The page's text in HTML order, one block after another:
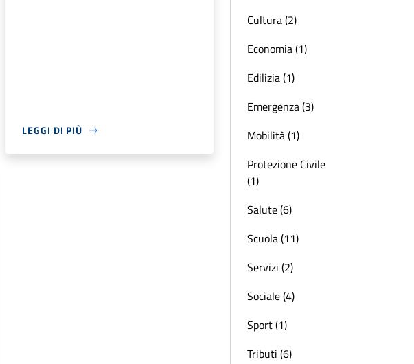
LEGGI DI PIÙ
Cultura (2)
Economia (1)
Edilizia (1)
Emergenza (3)
Mobilità (1)
Protezione Civile
(1)
Salute (6)
Scuola (11)
Servizi (2)
Sociale (4)
Sport (1)
Tributi (6)